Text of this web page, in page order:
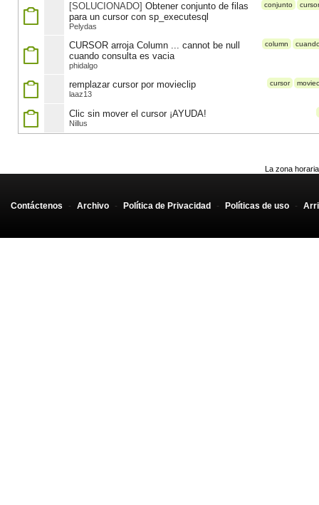
conjunto cursor
[SOLUCIONADO] Obtener conjunto de filas
para un cursor con sp_executesql
Pelydas
column
CURSOR arroja Column ... cannot be null
cuando consulta es vacia
phidalgo
cursor
remplazar cursor por movieclip
laaz13
Clic sin mover el cursor ¡AYUDA!
Nillus
La zona
Contáctenos - Archivo - Política de Privacidad - Políticas de uso -